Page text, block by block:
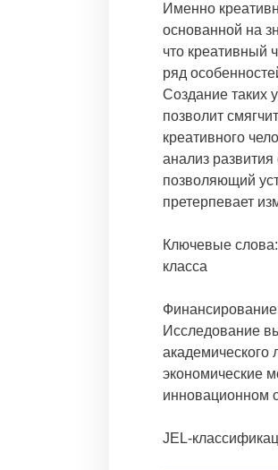
Именно
основанной на
что креативный
ряд
Создание таких
позволит
креативного
анализ развития
позволяющий
претерпевает
Ключевые слова:
класса
Исследование
академического
экономические
инновационном
JEL-